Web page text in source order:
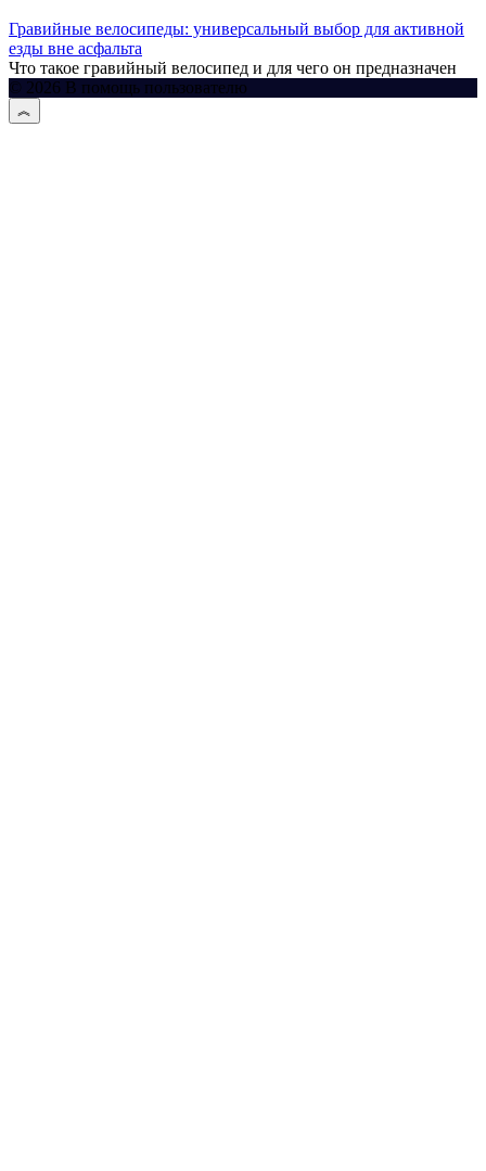
Гравийные велосипеды: универсальный выбор для активной
езды вне асфальта
Что такое гравийный велосипед и для чего он предназначен
© 2026 В помощь пользователю